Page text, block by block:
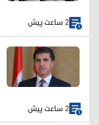
2 ساعت پیش
2 ساعت پیش